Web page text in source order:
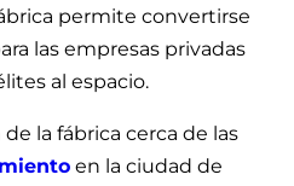
permite convertirse
las empresas privadas
al espacio.
la fábrica cerca de las
en la ciudad de